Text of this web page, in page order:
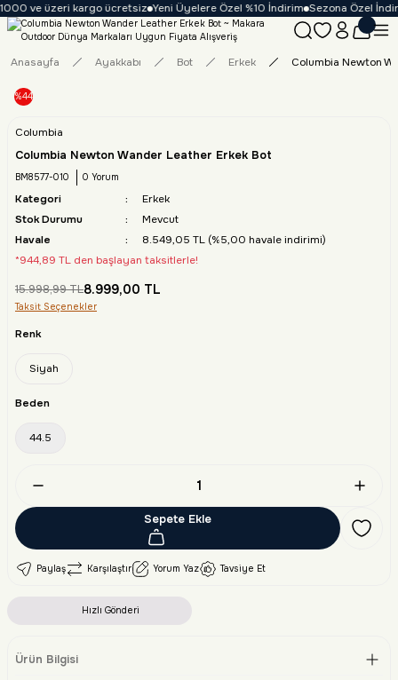
ve üzeri kargo ücretsiz Yeni Üyelere Özel %10 İndirim Sezona Özel
Anasayfa Ayakkabı Bot Erkek Columbia Newton
%44
Columbia
Columbia Newton Wander Leather Erkek Bot
BM8577-010 0 Yorum
Kategori
Erkek
Stok Durumu
Mevcut
Havale
8.549,05 TL (%5,00 havale indirimi)
*944,89 TL den başlayan taksitlerle!
15.998,99 TL8.999,00 TL
Taksit Seçenekler
Renk
Siyah
Beden
44.5
Sepete Ekle
Paylaş Karşılaştır Yorum Yaz Tavsiye Et
Hızlı Gönderi
Ürün Bilgisi